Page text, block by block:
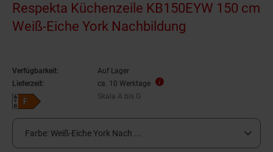
Respekta Küchenzeile KB150EYW 150 cm
Weiß-Eiche York Nachbildung
Verfügbarkeit:
Auf Lager
Lieferzeit:
ca. 10 Werktage
Energieeffizienzklasse F auf Skala A bis G
Skala A bis G
Farbe: Weiß-Eiche York Nach ...